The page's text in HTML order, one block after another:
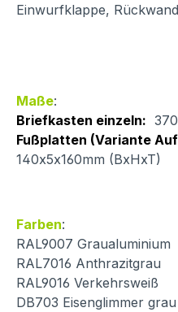
Einwurfklappe,
Maße:
Briefkasten einzeln:
Fußplatten (Variante
140x5x160mm (BxHxT)
Farben:
RAL9007 Graualuminium
RAL7016 Anthrazitgrau
RAL9016 Verkehrsweiß
DB703 Eisenglimmer grau